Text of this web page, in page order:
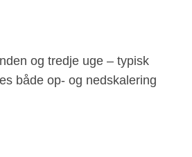
og tredje uge – typisk
både op- og nedskalering